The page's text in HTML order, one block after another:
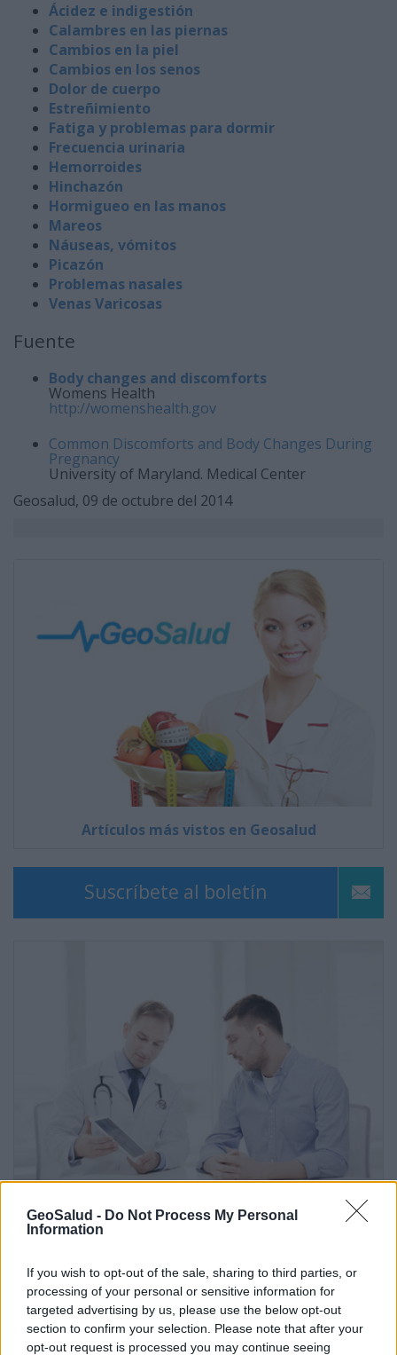
GeoSalud - Do Not Process My Personal
Information
If you wish to opt-out of the sale, sharing to third parties, or
processing of your personal or sensitive information for
targeted advertising by us, please use the below opt-out
section to confirm your selection. Please note that after your
opt-out request is processed you may continue seeing
Ácidez e indigestión
Calambres en las piernas
Cambios en la piel
Cambios en los senos
Dolor de cuerpo
Estreñimiento
Fatiga y problemas para dormir
Frecuencia urinaria
Hemorroides
Hinchazón
Hormigueo en las manos
Mareos
Náuseas, vómitos
Picazón
Problemas nasales
Venas Varicosas
Fuente
Body changes and discomforts
Womens Health
http://womenshealth.gov
Common Discomforts and Body Changes During
Pregnancy
University of Maryland. Medical Center
Geosalud, 09 de octubre del 2014
Artículos más vistos en Geosalud
Suscríbete al boletín
Cómo se contagian los hombres del virus del
Anuncios